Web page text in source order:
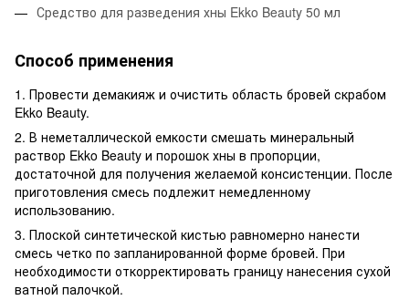
Средство для разведения хны Ekko Beauty 50 мл
Способ применения
1. Провести демакияж и очистить область бровей скрабом
Ekko Beauty.
2. В неметаллической емкости смешать минеральный
раствор Ekko Beauty и порошок хны в пропорции,
достаточной для получения желаемой консистенции. После
приготовления смесь подлежит немедленному
использованию.
3. Плоской синтетической кистью равномерно нанести
смесь четко по запланированной форме бровей. При
необходимости откорректировать границу нанесения сухой
ватной палочкой.